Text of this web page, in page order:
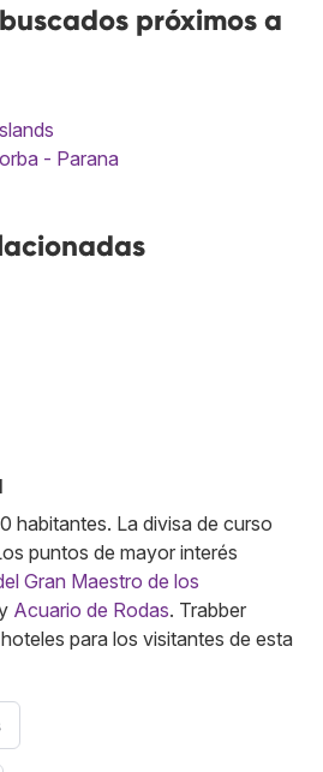
próximos a
- Parana
habitantes. La divisa de curso
puntos de mayor interés
Gran Maestro de los
Acuario de Rodas. Trabber
para los visitantes de esta